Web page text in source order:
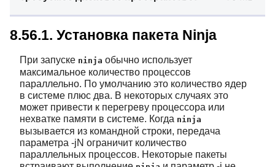
8.56.1. Установка пакета Ninja
При запуске ninja обычно использует
максимальное количество процессов
параллельно. По умолчанию это количество ядер
в системе плюс два. В некоторых случаях это
может привести к перегреву процессора или
нехватке памяти в системе. Когда ninja
вызывается из командной строки, передача
параметра -jN ограничит количество
параллельных процессов. Некоторые пакеты